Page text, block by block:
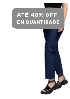
ATÉ 40% OFF
EM QUANTIDADE